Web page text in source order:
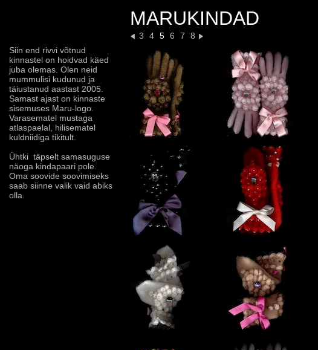
MARUKINDAD
3 4 5 6 7
8
Siin end rivvi võtnud
kinnastel on hoidvad käed
juba olemas. Olen neid
mummulisi kudunud ja
täiustanud aastast 2005.
Samast ajast on kinnaste
sisemuses Maru-logo.
Varasematel mustaga
atlaspaelal, hilisematel
kuldniidiga tikitult.
Ühtki täpselt samasuguse
näoga kindapaari pole.
Oma soovide soovimiseks
saab siinne valik vaid abiks
olla.